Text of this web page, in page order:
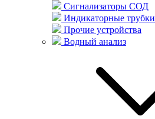
Сигнализаторы СОД
Индикаторные трубки
Прочие устройства
Водный анализ